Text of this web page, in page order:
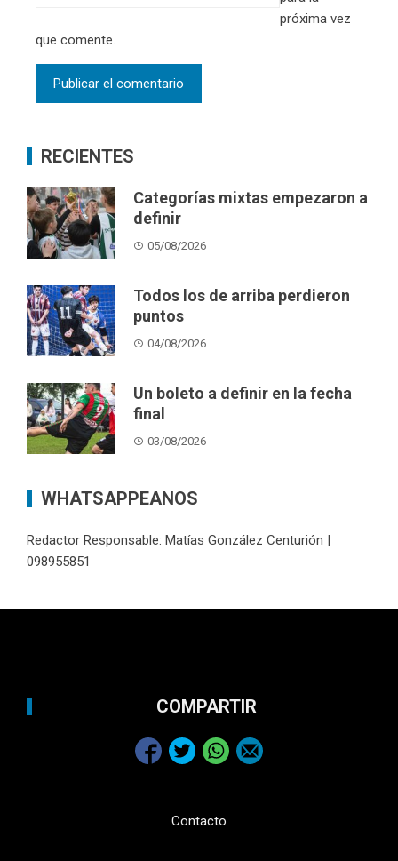
próxima vez
que comente.
RECIENTES
Categorías mixtas empezaron a
definir
05/08/2026
Todos los de arriba perdieron
puntos
04/08/2026
Un boleto a definir en la fecha
final
03/08/2026
WHATSAPPEANOS
Redactor Responsable: Matías González Centurión |
098955851
COMPARTIR
Contacto